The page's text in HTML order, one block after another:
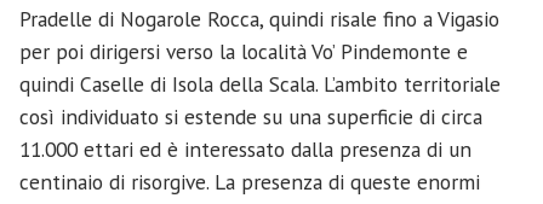
Pradelle di Nogarole Rocca, quindi risale fino a Vigasio
per poi dirigersi verso la località Vo’ Pindemonte e
quindi Caselle di Isola della Scala. L’ambito territoriale
così individuato si estende su una superficie di circa
11.000 ettari ed è interessato dalla presenza di un
centinaio di risorgive. La presenza di queste enormi